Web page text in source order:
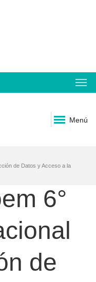
Menú
de Datos y Acceso a la
6°
de